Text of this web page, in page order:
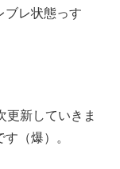
ブレ状態っす
更新していきま
（爆）。